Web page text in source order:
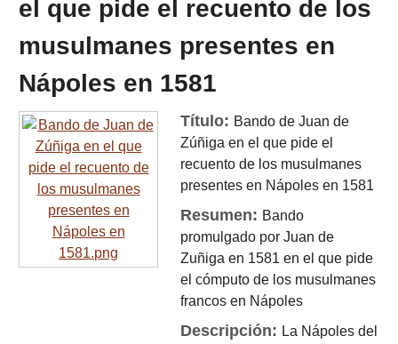
el que pide el recuento de los
musulmanes presentes en
Nápoles en 1581
Título: Bando de Juan de
Zúñiga en el que pide el
recuento de los musulmanes
presentes en Nápoles en 1581
Resumen: Bando
promulgado por Juan de
Zuñiga en 1581 en el que pide
el cómputo de los musulmanes
francos en Nápoles
Descripción: La Nápoles del